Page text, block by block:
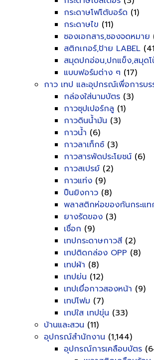
กระดาษโฟโต้บอร์ด (1)
กระดาษไข (11)
ซองเอกสาร,ซองจดหมาย
สติกเกอร์,ป้าย LABEL
สมุดปกอ่อน,ปกแข็ง,สมุด
แบบฟอร์มต่าง ๆ (17)
กาว เทป และอุปกรณ์เพื่อการบร
กล่องใส่นามบัตร (3)
กาวซุปเปอร์กลู (1)
กาวดินน้ำมัน (3)
กาวน้ำ (6)
กาวลาเท็กซ์ (3)
กาวสารพัดประโยชน์ (6)
กาวสเปรย์ (2)
กาวแท่ง (9)
ปืนยิงกาว (8)
พลาสติกห่อของกันกระแท
ยางรัดของ (3)
เชื่อก (9)
เทปกระดาษกาวสี (2)
เทปติดกล่อง OPP (8)
เทปผ้า (8)
เทปย่น (12)
เทปเยื่อกาวสองหน้า (9)
เทปโฟม (7)
เทปใส เทปขุ่น (33)
บ้านและสวน (11)
อุปกรณ์สำนักงาน (1,144)
อุปกรณ์การเคลือบบัตร